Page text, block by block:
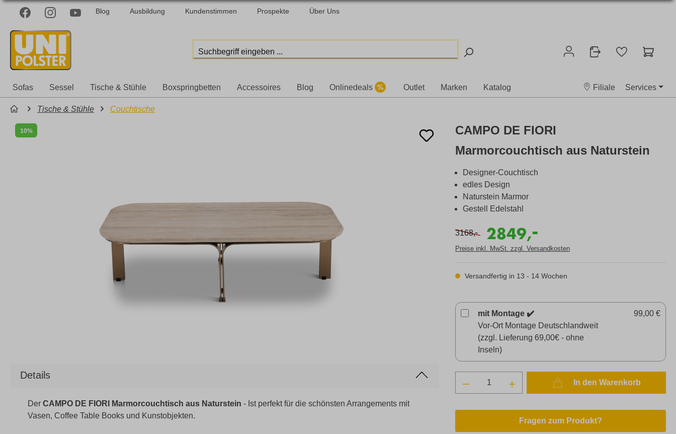
Blog Ausbildung Kundenstimmen Prospekte Über Uns
Sofas Sessel Tische & Stühle Boxspringbetten Accessoires Blog Onlinedeals Outlet Marken Katalog Filiale Services
Tische & Stühle Couchtische
10%
CAMPO DE FIORI
Marmorcouchtisch aus Naturstein
Designer-Couchtisch
edles Design
Naturstein Marmor
Gestell Edelstahl
3168,- 2849,
-
Preise inkl. MwSt. zzgl. Versandkosten
Versandfertig in 13 - 14 Wochen
mit Montage ✔️
Vor-Ort Montage Deutschlandweit
(zzgl. Lieferung 69,00€ - ohne
Inseln)
99,00 €
In den Warenkorb
Fragen zum Produkt?
Details
Der CAMPO DE FIORI Marmorcouchtisch aus Naturstein - Ist perfekt für die schönsten Arrangements mit
Vasen, Coffee Table Books und Kunstobjekten.